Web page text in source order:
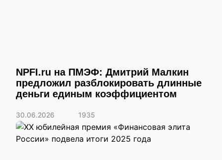
NPFI.ru на ПМЭФ: Дмитрий Малкин
предложил разблокировать длинные
деньги единым коэффициентом
30.06.2026 1935